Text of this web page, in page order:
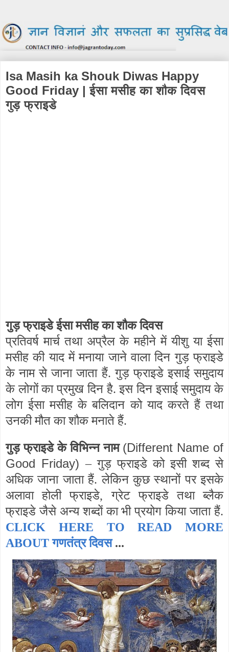
Isa Masih ka Shouk Diwas Happy
Good Friday | ईसा मसीह का शौक दिवस
गुड़ फ्राइडे
गुड़ फ्राइडे ईसा मसीह का शौक दिवस
प्रतिवर्ष मार्च तथा अप्रैल के महीने में यीशु या ईसा
मसीह की याद में मनाया जाने वाला दिन गुड़ फ्राइडे
के नाम से जाना जाता हैं. गुड़ फ्राइडे इसाई समुदाय
के लोगों का प्रमुख दिन है. इस दिन इसाई समुदाय के
लोग ईसा मसीह के बलिदान को याद करते हैं तथा
उनकी मौत का शौक मनाते हैं.
गुड़ फ्राइडे के विभिन्न नाम (Different Name of
Good Friday)– गुड़ फ्राइडे को इसी शब्द से
अधिक जाना जाता हैं. लेकिन कुछ स्थानों पर इसके
अलावा होली फ्राइडे, ग्रेट फ्राइडे तथा ब्लैक
फ्राइडे जैसे अन्य शब्दों का भी प्रयोग किया जाता हैं.
CLICK HERE TO READ MORE
ABOUTगणतंत्र दिवस...